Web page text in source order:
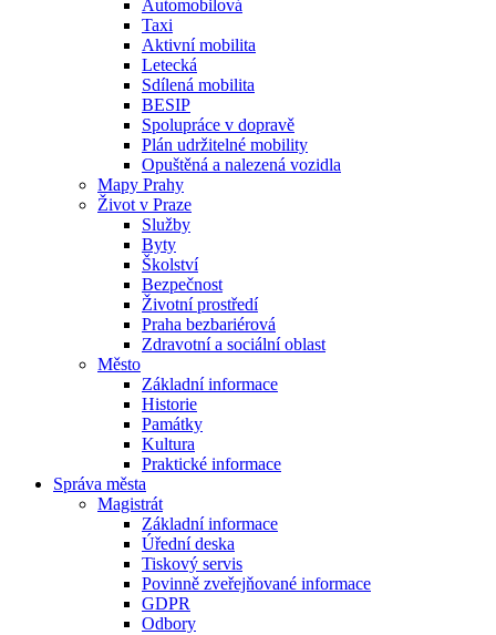
Automobilová
Taxi
Aktivní mobilita
Letecká
Sdílená mobilita
BESIP
Spolupráce v dopravě
Plán udržitelné mobility
Opuštěná a nalezená vozidla
Mapy Prahy
Život v Praze
Služby
Byty
Školství
Bezpečnost
Životní prostředí
Praha bezbariérová
Zdravotní a sociální oblast
Město
Základní informace
Historie
Památky
Kultura
Praktické informace
Správa města
Magistrát
Základní informace
Úřední deska
Tiskový servis
Povinně zveřejňované informace
GDPR
Odbory